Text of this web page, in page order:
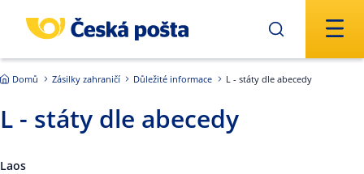
Domů Zásilky zahraničí Důležité informace L - státy dle abecedy
L - státy dle abecedy
Laos